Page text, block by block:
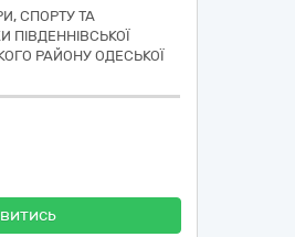
СПОРТУ ТА
ПІВДЕННІВСЬКОЇ
РАЙОНУ ОДЕСЬКОЇ